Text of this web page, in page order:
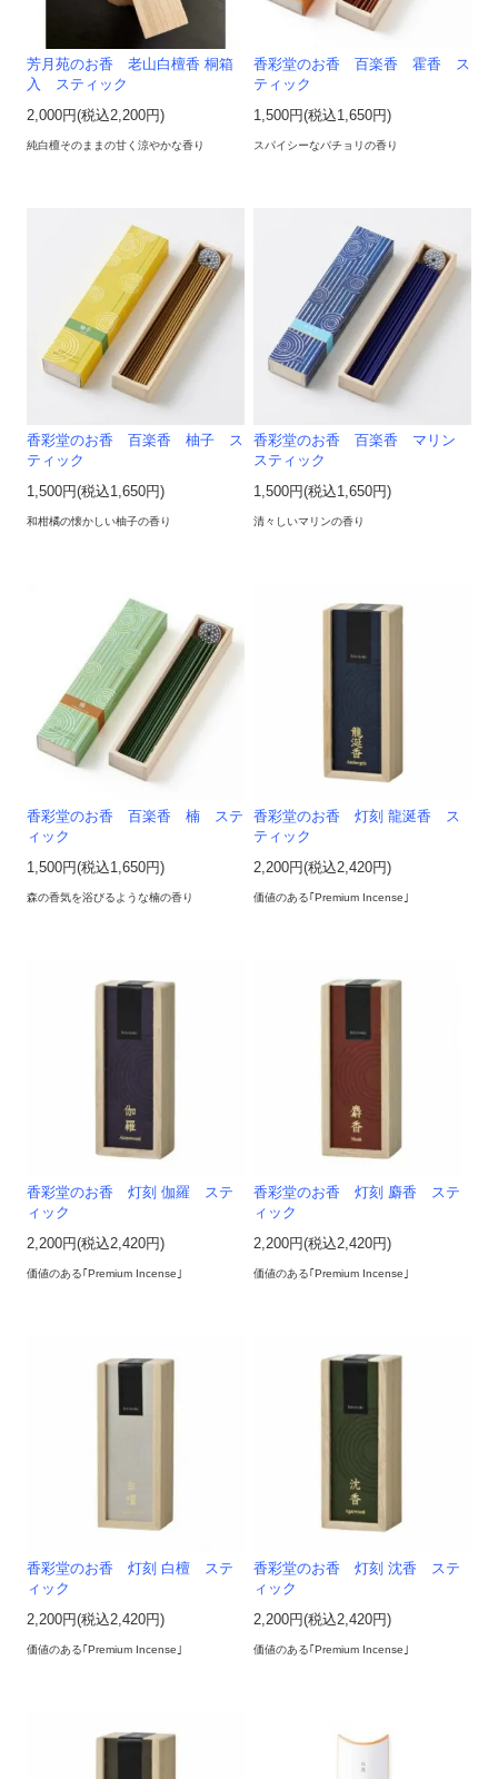
芳月苑のお香 老山白檀香 桐箱
入 スティック
2,000円(税込2,200円)
純白檀そのままの甘く涼やかな香り
香彩堂のお香 百楽香 霍香 ス
ティック
1,500円(税込1,650円)
スパイシーなパチョリの香り
香彩堂のお香 百楽香 柚子 ス
ティック
1,500円(税込1,650円)
和柑橘の懐かしい柚子の香り
香彩堂のお香 百楽香 マリン
スティック
1,500円(税込1,650円)
清々しいマリンの香り
香彩堂のお香 百楽香 楠 ステ
ィック
1,500円(税込1,650円)
森の香気を浴びるような楠の香り
香彩堂のお香 灯刻 龍涎香 ス
ティック
2,200円(税込2,420円)
価値のある｢Premium Incense｣
香彩堂のお香 灯刻 伽羅 ステ
ィック
2,200円(税込2,420円)
価値のある｢Premium Incense｣
香彩堂のお香 灯刻 麝香 ステ
ィック
2,200円(税込2,420円)
価値のある｢Premium Incense｣
香彩堂のお香 灯刻 白檀 ステ
ィック
2,200円(税込2,420円)
価値のある｢Premium Incense｣
香彩堂のお香 灯刻 沈香 ステ
ィック
2,200円(税込2,420円)
価値のある｢Premium Incense｣